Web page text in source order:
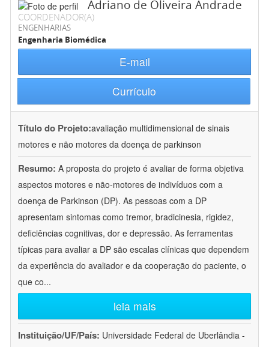
Adriano de Oliveira Andrade
COORDENADOR(A)
ENGENHARIAS
Engenharia Biomédica
E-mail
Currículo
Título do Projeto:avaliação multidimensional de sinais
motores e não motores da doença de parkinson
Resumo: A proposta do projeto é avaliar de forma objetiva
aspectos motores e não-motores de indivíduos com a
doença de Parkinson (DP). As pessoas com a DP
apresentam sintomas como tremor, bradicinesia, rigidez,
deficiências cognitivas, dor e depressão. As ferramentas
típicas para avaliar a DP são escalas clínicas que dependem
da experiência do avaliador e da cooperação do paciente, o
que co...
leia mais
Instituição/UF/País: Universidade Federal de Uberlândia -